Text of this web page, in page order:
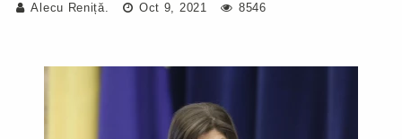
Alecu Reniță. Oct 9, 2021 8546